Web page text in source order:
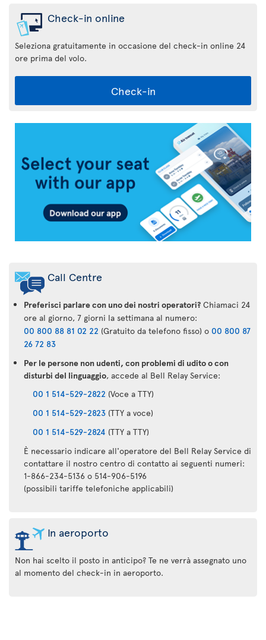
Check-in online
Seleziona gratuitamente in occasione del check-in online 24
ore prima del volo.
Check-in
Transat
Call Centre
Preferisci parlare con uno dei nostri operatori? Chiamaci 24
ore al giorno, 7 giorni la settimana al numero:
00 800 88 81 02 22 (Gratuito da telefono fisso) o 00 800 87
26 72 83
Per le persone non udenti, con problemi di udito o con
disturbi del linguaggio, accede al Bell Relay Service:
00 1 514-529-2822 (Voce a TTY)
00 1 514-529-2823 (TTY a voce)
00 1 514-529-2824 (TTY a TTY)
È necessario indicare all'operatore del Bell Relay Service di
contattare il nostro centro di contatto ai seguenti numeri:
1-866-234-5136 o 514-906-5196
(possibili tariffe telefoniche applicabili)
In aeroporto
Non hai scelto il posto in anticipo? Te ne verrà assegnato uno
al momento del check-in in aeroporto.